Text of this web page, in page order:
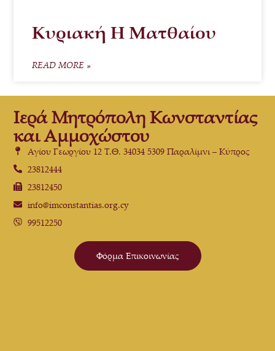
Κυριακή Η Ματθαίου
READ MORE »
Ιερά Μητρόπολη Κωνσταντίας
και Αμμοχώστου
Αγίου Γεωργίου 12 Τ.Θ. 34034 5309 Παραλίμνι – Κύπρος
23812444
23812450
info@imconstantias.org.cy
99512250
Φόρμα Επικοινωνίας